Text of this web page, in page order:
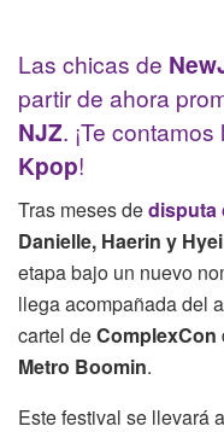
Las chicas de
partir de ahora
NJZ. ¡Te
Kpop!
Tras meses dedisputa
Danielle, Haerin y
etapa bajo un nuevo
llega acompañada del
cartel deComplexCon
Metro Boomin.
Este festival se llevará